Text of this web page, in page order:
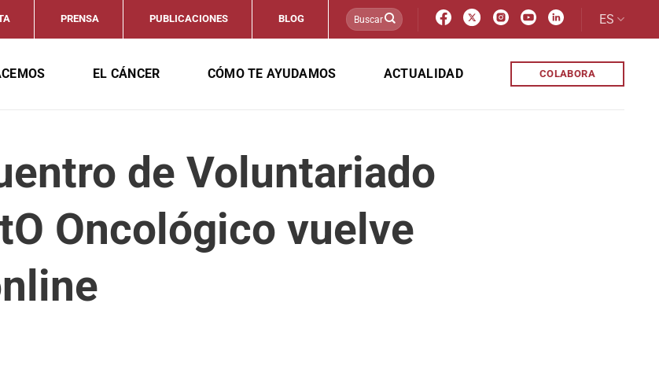
PRENSA PUBLICACIONES BLOG ES
EL CÁNCER CÓMO TE AYUDAMOS ACTUALIDAD COLABORA
de Voluntariado
Oncológico vuelve